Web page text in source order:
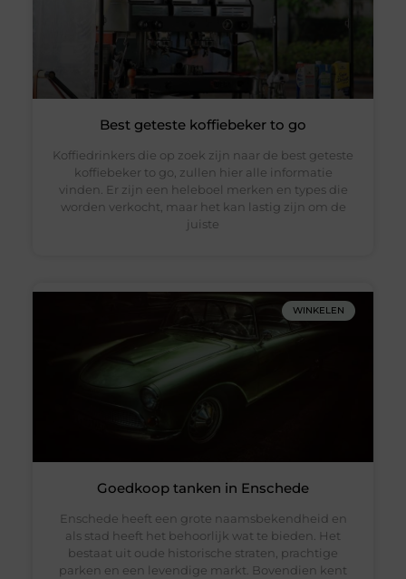
Best geteste koffiebeker to go
Koffiedrinkers die op zoek zijn naar de best geteste
koffiebeker to go, zullen hier alle informatie
vinden. Er zijn een heleboel merken en types die
worden verkocht, maar het kan lastig zijn om de
juiste
WINKELEN
Goedkoop tanken in Enschede
Enschede heeft een grote naamsbekendheid en
als stad heeft het behoorlijk wat te bieden. Het
bestaat uit oude historische straten, prachtige
parken en een levendige markt. Bovendien kent